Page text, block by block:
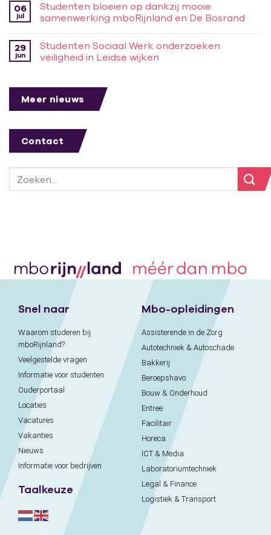
06
jul
Studenten bloeien op dankzij mooie
samenwerking mboRijnland en De Bosrand
29
jun
Studenten Sociaal Werk onderzoeken
veiligheid in Leidse wijken
Meer nieuws
Contact
Snel naar
Waarom studeren bij
mboRijnland?
Veelgestelde vragen
Informatie voor studenten
Ouderportaal
Locaties
Vacatures
Vakanties
Nieuws
Informatie voor bedrijven
Taalkeuze
Mbo-opleidingen
Assisterende in de Zorg
Autotechniek & Autoschade
Bakkerij
Beroepshavo
Bouw & Onderhoud
Entree
Facilitair
Horeca
ICT & Media
Laboratoriumtechniek
Legal & Finance
Logistiek & Transport